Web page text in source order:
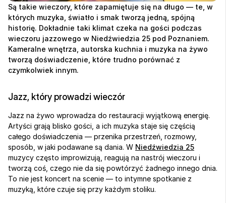
Są takie wieczory, które zapamiętuje się na długo — te, w
których muzyka, światło i smak tworzą jedną, spójną
historię. Dokładnie taki klimat czeka na gości podczas
wieczoru jazzowego w Niedźwiedzia 25 pod Poznaniem.
Kameralne wnętrza, autorska kuchnia i muzyka na żywo
tworzą doświadczenie, które trudno porównać z
czymkolwiek innym.
Jazz, który prowadzi wieczór
Jazz na żywo wprowadza do restauracji wyjątkową energię.
Artyści grają blisko gości, a ich muzyka staje się częścią
całego doświadczenia — przenika przestrzeń, rozmowy,
sposób, w jaki podawane są dania. W Niedźwiedzia 25
muzycy często improwizują, reagują na nastrój wieczoru i
tworzą coś, czego nie da się powtórzyć żadnego innego dnia.
To nie jest koncert na scenie — to intymne spotkanie z
muzyką, które czuje się przy każdym stoliku.